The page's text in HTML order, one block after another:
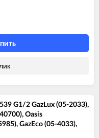
G1/2 GazLux (05-2033),
Oasis
GazEco (05-4033),